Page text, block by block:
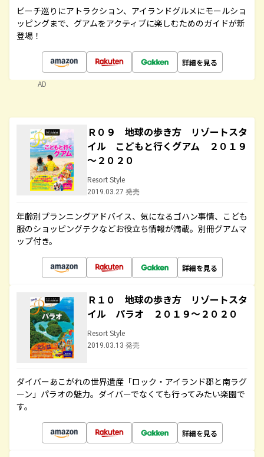
ビーチ巡りにアトラクション、アイランドグルメにモールショ
ッピングまで、グアムをアクティブに楽しむためのガイドが新
登場！
詳細を見る
AD
Ｒ０９ 地球の歩き方 リゾートスタ
イル こどもと行くグアム ２０１９
～２０２０
Resort Style
2019.03.27 発売
年齢別プランニングアドバイス、気になるゴハン事情、こども
服のショッピングテクなどお役立ち情報が満載。別冊グアムマ
ップ付き。
詳細を見る
Ｒ１０ 地球の歩き方 リゾートスタ
イル パラオ ２０１９～２０２０
Resort Style
2019.03.13 発売
ダイバーあこがれの世界遺産「ロック・アイランド郡と南ラグ
ーン」パラオの魅力。ダイバーでなくても行ってみたい楽園で
す。
詳細を見る